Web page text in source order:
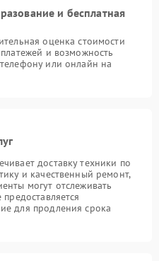
и бесплатная
оценка стоимости
и возможность
или онлайн на
доставку техники по
и качественный ремонт,
могут отслеживать
для продления срока